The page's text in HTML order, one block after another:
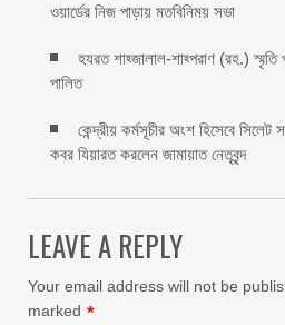
ওয়ার্ডের নিজ পাড়ায় মতবিনিময় সভা
হযরত শাহ্জালাল-শাহ্পরাণ (রহ.) স্মৃতি
পালিত ‎​
কেন্দ্রীয় কর্মসূচীর অংশ হিসেবে
কবর যিয়ারত করলেন জামায়াত নেতৃবৃন্দ ‎
LEAVE A REPLY
Your email address will not be
marked *